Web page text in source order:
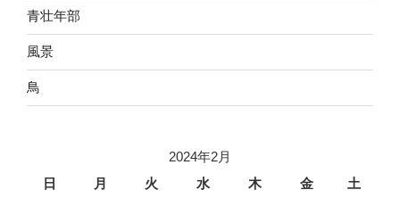
青壮年部
風景
鳥
2024年2月
日
月 火 水 木 金 土